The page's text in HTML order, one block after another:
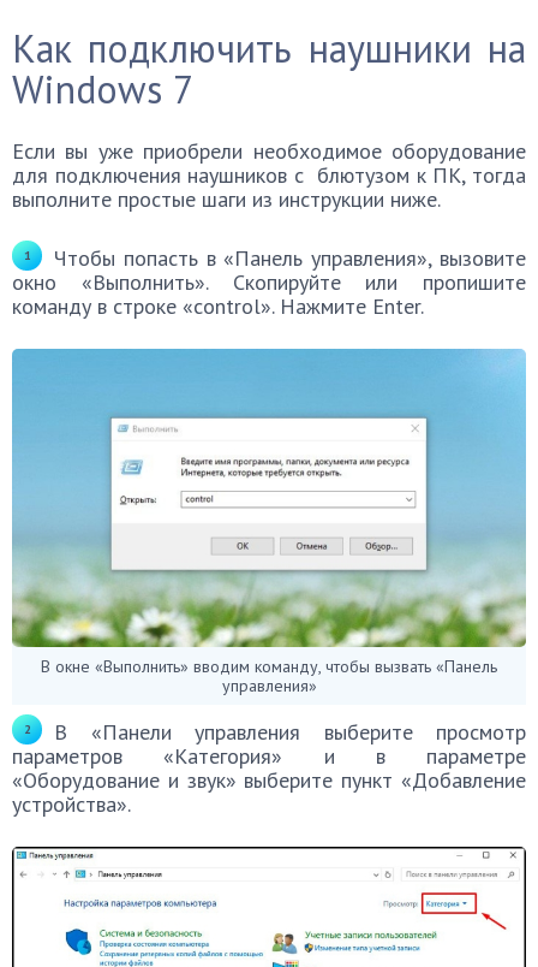
Как подключить наушники на
Windows 7
Если вы уже приобрели необходимое оборудование
для подключения наушников с блютузом к ПК, тогда
выполните простые шаги из инструкции ниже.
Чтобы попасть в «Панель управления», вызовите
окно «Выполнить». Скопируйте или пропишите
команду в строке «control». Нажмите Enter.
В окне «Выполнить» вводим команду, чтобы вызвать «Панель
управления»
В «Панели управления выберите просмотр
параметров «Категория» и в параметре
«Оборудование и звук» выберите пункт «Добавление
устройства».